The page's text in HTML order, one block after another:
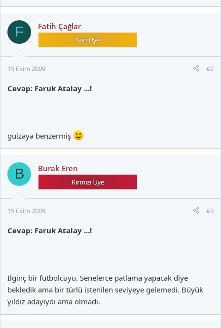
F Fatih Çağlar
15 Ekim 2009 #2
Cevap: Faruk Atalay ...!
guizaya benzermiş
B Burak Eren
15 Ekim 2009 #3
Cevap: Faruk Atalay ...!
İlginç bir futbolcuyu. Senelerce patlama yapacak diye
bekledik ama bir türlü istenilen seviyeye gelemedi. Büyük
yıldız adayıydı ama olmadı.